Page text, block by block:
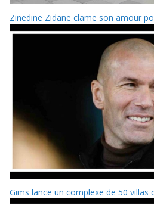
Zinedine Zidane clame son amour
Gims lance un complexe de 50 villas